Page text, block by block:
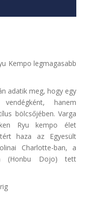
Kempo legmagasabb
adatik meg, hogy egy
hanem
bölcsőjében. Varga
Ryu kempo élet
haza az Egyesült
Charlotte-ban, a
(Honbu Dojo) tett